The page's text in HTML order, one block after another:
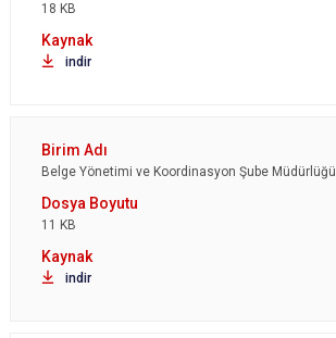
18 KB
indir
Belge Yönetimi ve Koordinasyon Şube Müdürlüğü
11 KB
indir